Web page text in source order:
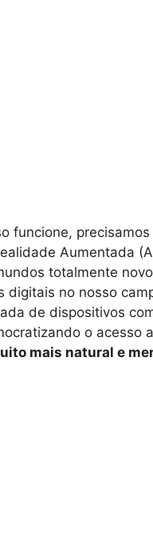
funcione,
Aumentada
totalmente
digitais no nosso
de dispositivos
o acesso
mais natural e